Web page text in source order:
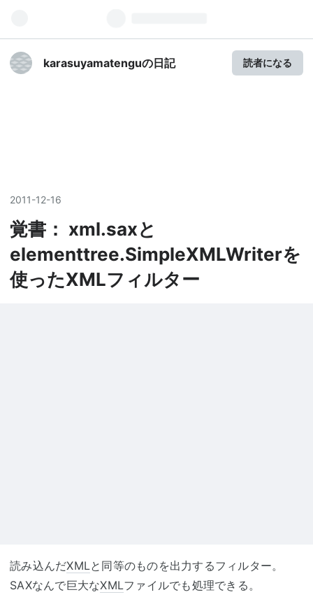
karasuyamatenguの日記 読者になる
2011-12-16
覚書： xml.saxと
elementtree.SimpleXMLWriterを
使ったXMLフィルター
読み込んだXMLと同等のものを出力するフィルター。
SAXなんで巨大なXMLファイルでも処理できる。